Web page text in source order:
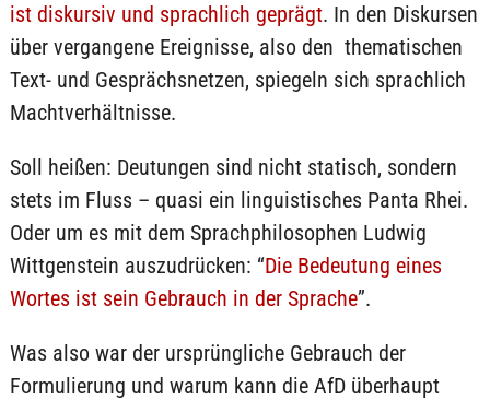
ist diskursiv und sprachlich geprägt. In den Diskursen
über vergangene Ereignisse, also den thematischen
Text- und Gesprächsnetzen, spiegeln sich sprachlich
Machtverhältnisse.
Soll heißen: Deutungen sind nicht statisch, sondern
stets im Fluss – quasi ein linguistisches Panta Rhei.
Oder um es mit dem Sprachphilosophen Ludwig
Wittgenstein auszudrücken: “Die Bedeutung eines
Wortes ist sein Gebrauch in der Sprache”.
Was also war der ursprüngliche Gebrauch der
Formulierung und warum kann die AfD überhaupt